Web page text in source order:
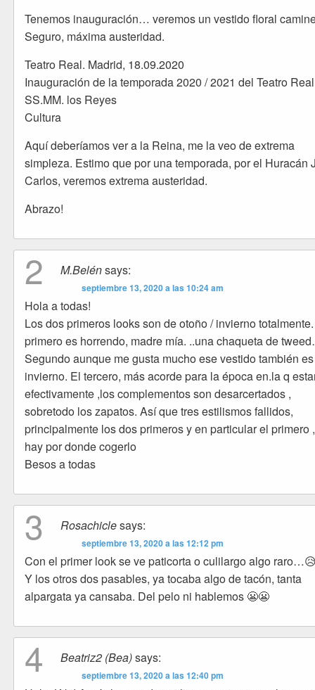
Tenemos inauguración… veremos un vestido floral
Seguro, máxima austeridad.
Teatro Real. Madrid, 18.09.2020
Inauguración de la temporada 2020 / 2021 del Teatro Real
SS.MM. los Reyes
Cultura
Aquí deberíamos ver a la Reina, me la veo de extrema
simpleza. Estimo que por una temporada, por el Huracán
Carlos, veremos extrema austeridad.
Abrazo!
2 M.Belénsays:
septiembre 13, 2020 a las 10:24 am
Hola a todas!
Los dos primeros looks son de otoño / invierno
primero es horrendo, madre mía. ..una chaqueta de
Segundo aunque me gusta mucho ese vestido también
invierno. El tercero, más acorde para la época en.la q
efectivamente ,los complementos son desarcertados ,
sobretodo los zapatos. Así que tres estilismos fallidos,
principalmente los dos primeros y en particular el primero
hay por donde cogerlo
Besos a todas
3 Rosachiclesays:
septiembre 13, 2020 a las 12:12 pm
Con el primer look se ve paticorta o culilargo algo
Y los otros dos pasables, ya tocaba algo de tacón, tanta
alpargata ya cansaba. Del pelo ni hablemos 😬😬
4 Beatriz2 (Bea)says:
septiembre 13, 2020 a las 12:40 pm